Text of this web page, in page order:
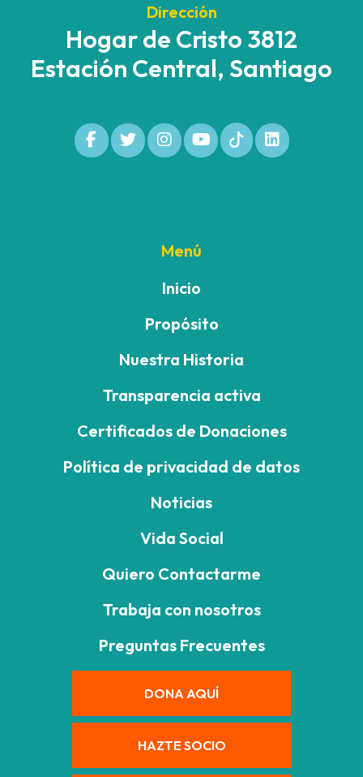
Dirección
Hogar de Cristo 3812
Estación Central, Santiago
Menú
Inicio
Propósito
Nuestra Historia
Transparencia activa
Certificados de Donaciones
Política de privacidad de datos
Noticias
Vida Social
Quiero Contactarme
Trabaja con nosotros
Preguntas Frecuentes
DONA AQUÍ
HAZTE SOCIO